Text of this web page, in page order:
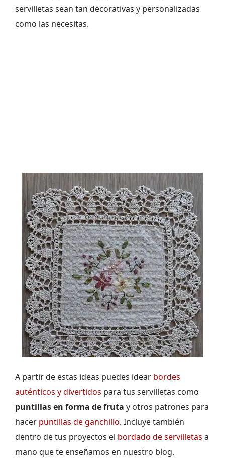
servilletas sean tan decorativas y personalizadas
como las necesitas.
A partir de estas ideas puedes idear bordes
auténticos y divertidos para tus servilletas como
puntillas en forma de fruta y otros patrones para
hacer puntillas de ganchillo. Incluye también
dentro de tus proyectos el bordado de servilletas a
mano que te enseñamos en nuestro blog.